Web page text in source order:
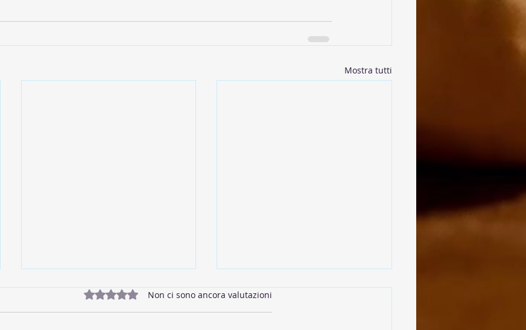
Mostra tutti
Valutazione 0 stelle su 5.Non ci sono ancora valutazioni